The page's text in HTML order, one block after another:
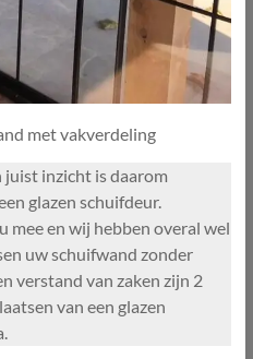
met vakverdeling
juist inzicht is daarom
glazen schuifdeur.
mee en wij hebben overal wel
uw schuifwand zonder
verstand van zaken zijn 2
van een glazen